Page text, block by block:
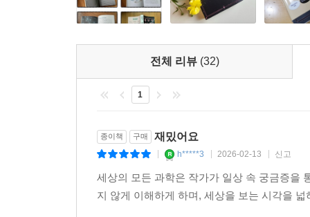
--- 「9장 문자」 중에서
짜 넣은 코드, 즉 명령을 수행하는 것이죠. 이것
우 같은 프로그램들 거의 대부분이 코드로 만들
래머들이 한 줄 한 줄씩 만들어냈던 거죠. 그런데
받은 신호를 어떻게 전달할지 ‘판단’을 내리죠.
고 ‘기준’을 넘어가면 다른 뉴런으로 신호를 출
연결되어 신호를 주고받고 있는 겁니다. 그리고
--- 「10장 컴퓨터」 중에서
아인슈타인의 이론도 후대 과학자들에 의해 계
면모와 함께 그려낸다. 거대한 에니악부터
요구르트 회사 연구원들이 ‘우연히’ 발견한 유전
발전시킨 이러한 과학기술이 과연 우리의 발목
구체적으로 전망한다.
전 지구적 시야에서 인류의 과제를 내다본다
전체 리뷰(32)
종이책 구매 재밌어요
| h*****3 | 2026-02-13 | 신고
세상의 모든 과학은 작가가 일상 속 궁금증을